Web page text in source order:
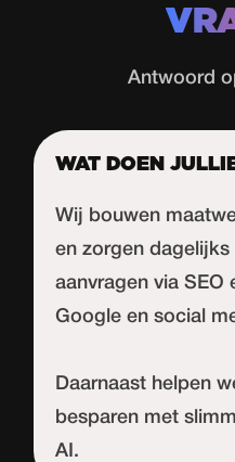
Antwoord
WAT DOEN
Wij bouwen
en zorgen dagelijks
aanvragen via SEO
Google en social
Daarnaast helpen
besparen met
AI.